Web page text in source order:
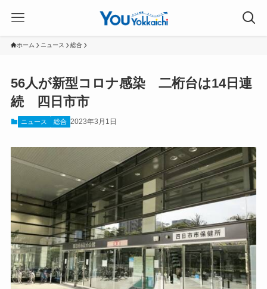
ホーム ニュース 総合
56人が新型コロナ感染 二桁台は14日連
続 四日市市
ニュース 総合 2023年3月1日